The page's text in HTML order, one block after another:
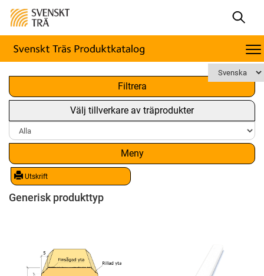
Filtrera
Välj tillverkare av träprodukter
Meny
Utskrift
x
Generisk produkttyp